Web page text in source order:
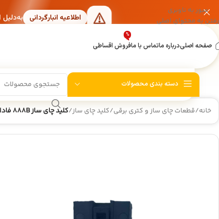
عبور به ناوبری
رفتن به محتوای اصلی
اطلاعیه انبارگردانی
صفحه اصلیدرباره ماتماس با مافروش اقساطی
%
دسته بندی محصولات
خانه/قطعات چای ساز و کتری برقی/کلید چای ساز/کلید چای ساز 888B فادا